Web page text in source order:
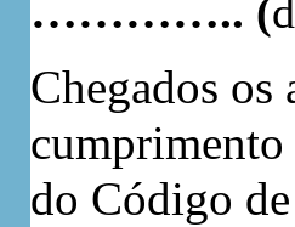
………….. (
Chegados
cumprimento
do Código